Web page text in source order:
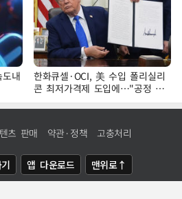
내
한화큐셀·OCI, 美 수입 폴리실리
콘 최저가격제 도입에…"공정 경
쟁·수익성 개선 환영"
츠 판매 약관·정책 고충처리
앱 다운로드 맨위로↑